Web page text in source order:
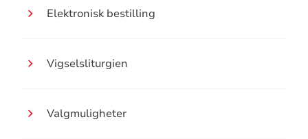
Elektronisk bestilling
Vigselsliturgien
Valgmuligheter